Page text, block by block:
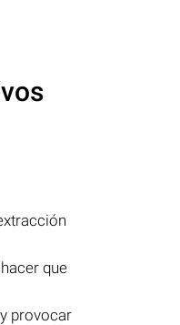
que
provocar